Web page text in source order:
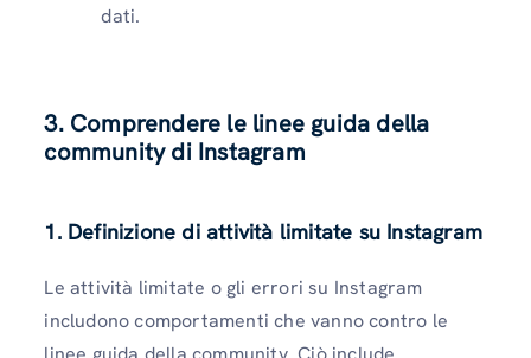
dati.
3. Comprendere le linee guida della
community di Instagram
1. Definizione di attività limitate su Instagram
Le attività limitate o gli errori su Instagram
includono comportamenti che vanno contro le